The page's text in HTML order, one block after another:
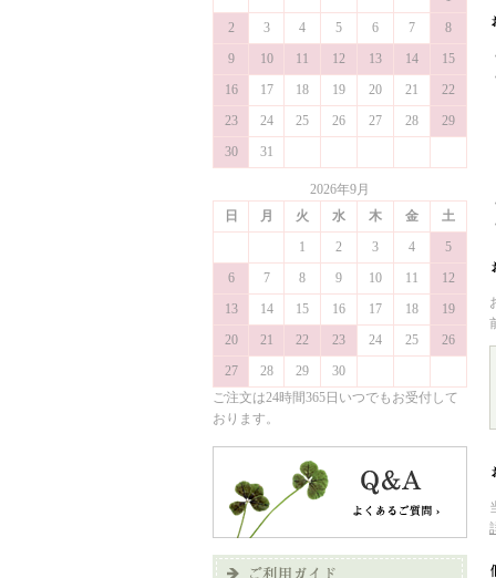
2
3 4 5 6 7
8
9
10 11 12 13 14
15
16
17 18 19 20 21
22
23
24 25 26 27 28
29
30
31
2026年9月
日
月 火 水 木 金
土
1
2 3 4
5
6
7 8 9 10 11
12
13
14 15 16 17 18
19
20
21 22 23 24 25
26
27
28 29
30
ご注文は24時間365日いつでもお受付して
おります。